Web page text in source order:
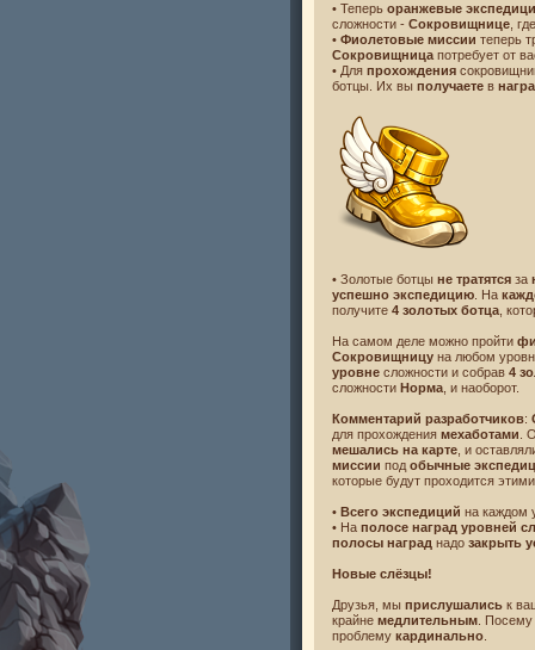
• Теперь оранжевые
сложности - Сокровищнице ,
• Фиолетовые миссии теперь
Сокровищница потребует от
• Для прохождения
ботцы. Их вы получаете в
• Золотые ботцы не тратятся за
успешно экспедицию . На
получите 4 золотых ботца ,
На самом деле можно пройти
Сокровищницу на любом
уровне сложности и собрав 4
сложности Норма , и наоборот.
Комментарий разработчиков:
для прохождения мехаботами .
мешались на карте , и
миссии под обычные
которые будут проходится
• Всего экспедиций на каждом
• На полосе наград уровней
полосы наград надо закрыть
Новые слёзцы!
Друзья, мы прислушались к
крайне медлительным .
проблему кардинально